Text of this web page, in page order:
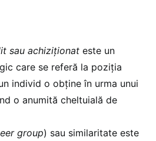
sau achiziționat este un
care se referă la poziția
individ o obține în urma unui
o anumită cheltuială de
group) sau similaritate este